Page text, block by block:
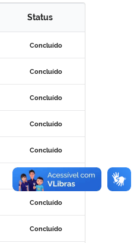
Status
Concluído
Concluído
Concluído
Concluído
Concluído
Concluído
Concluído
Concluído